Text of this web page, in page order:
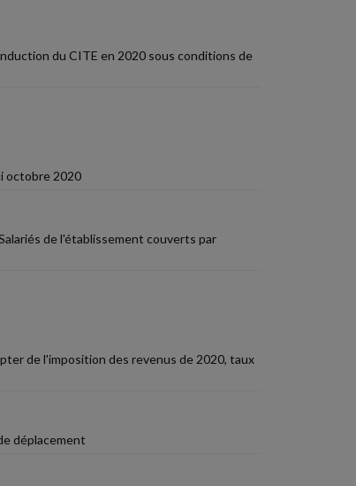
du CITE en 2020 sous conditions de
octobre 2020
de l'établissement couverts par
de l'imposition des revenus de 2020, taux
déplacement